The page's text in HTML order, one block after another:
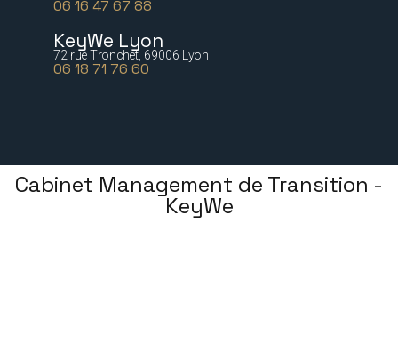
06 16 47 67 88
KeyWe Lyon
72 rue Tronchet, 69006 Lyon
06 18 71 76 60
Cabinet Management de Transition -
KeyWe